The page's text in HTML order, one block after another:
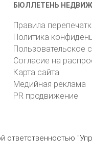
БЮЛЛЕТЕНЬ
Правила
Политика
Пользовательское
Согласие на
Карта сайта
Медийная реклама
PR продвижение
ответственностью